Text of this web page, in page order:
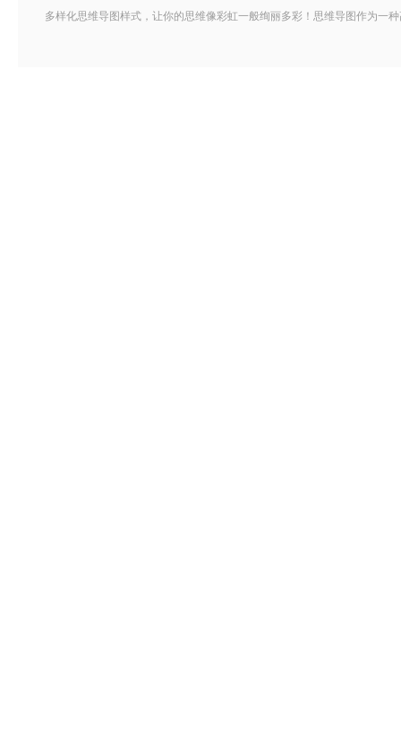
多样化思维导图样式，让你的思维像彩虹一般绚丽多彩！思维导图作为一